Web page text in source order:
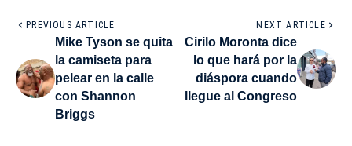
PREVIOUS ARTICLE
Mike Tyson se quita
la camiseta para
pelear en la calle
con Shannon
Briggs
NEXT ARTICLE
Cirilo Moronta dice
lo que hará por la
diáspora cuando
llegue al Congreso